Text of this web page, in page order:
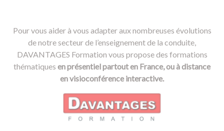
Pour vous aider à vous adapter aux nombreuses évolutions
de notre secteur de l’enseignement de la conduite,
DAVANTAGES Formation vous propose des formations
thématiques en présentiel partout en France, ou à distance
en visioconférence interactive.